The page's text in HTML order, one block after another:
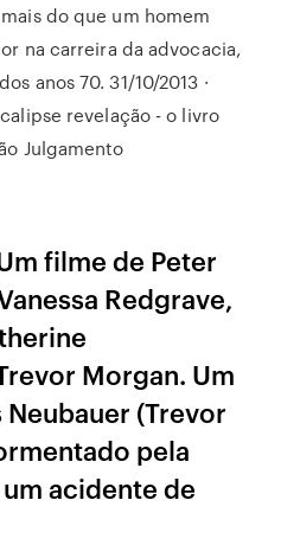
do que um homem
na carreira da advocacia,
anos 70. 31/10/2013 ·
revelação - o livro
Julgamento
filme de Peter
Redgrave,
Morgan. Um
(Trevor
pela
acidente de